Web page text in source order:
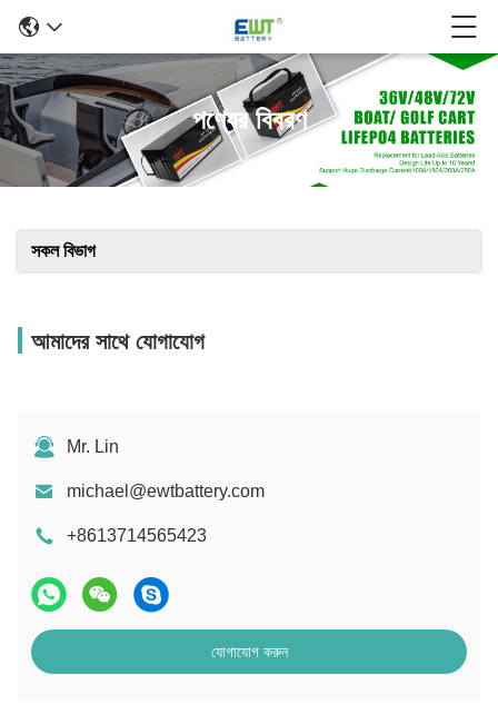
পণ্যের বিবরণ
সকল বিভাগ
আমাদের সাথে যোগাযোগ
Mr. Lin
michael@ewtbattery.com
+8613714565423
যোগাযোগ করুন